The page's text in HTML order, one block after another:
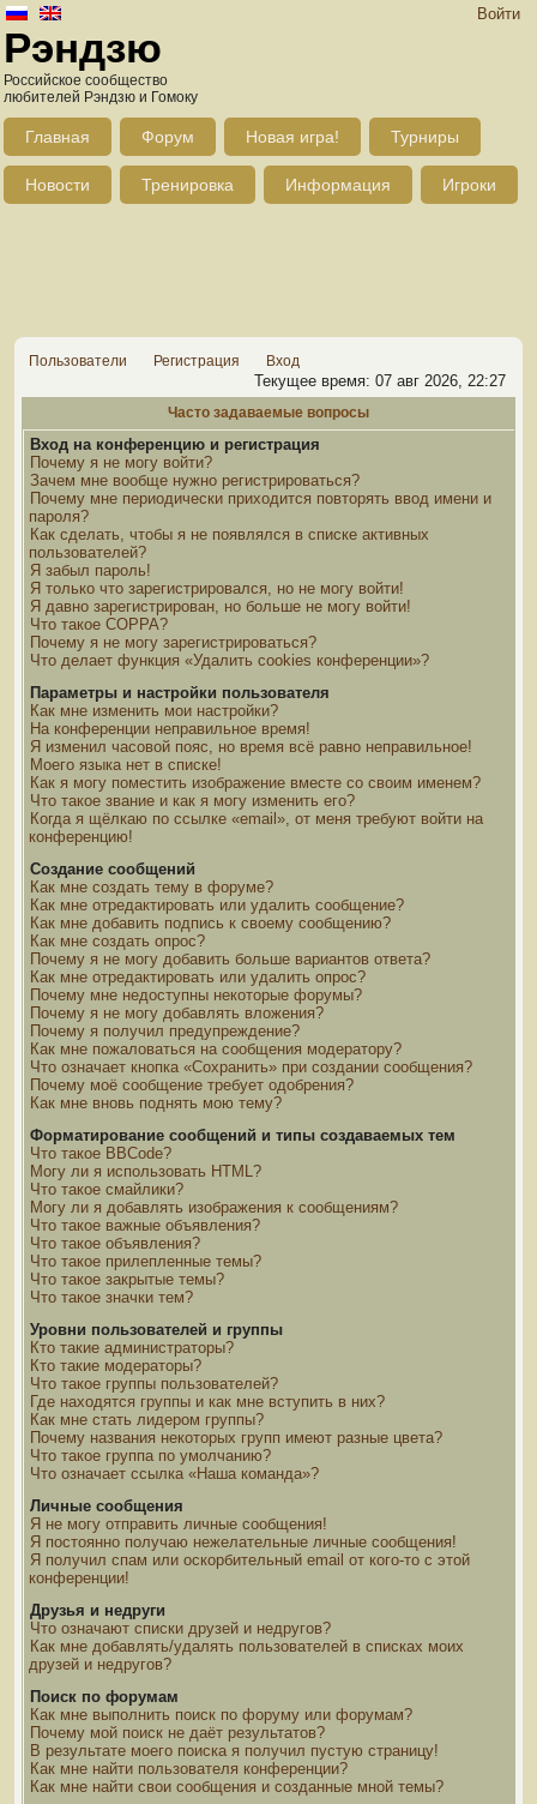
Войти
Рэндзю
Российское сообщество
любителей Рэндзю и Гомоку
Главная Форум Новая игра! Турниры
Новости Тренировка Информация Игроки
Пользователи Регистрация Вход
Текущее время: 07 авг 2026, 22:27
Часто задаваемые вопросы
Вход на конференцию и регистрация
Почему я не могу войти?
Зачем мне вообще нужно регистрироваться?
Почему мне периодически приходится повторять ввод имени и
пароля?
Как сделать, чтобы я не появлялся в списке активных
пользователей?
Я забыл пароль!
Я только что зарегистрировался, но не могу войти!
Я давно зарегистрирован, но больше не могу войти!
Что такое COPPA?
Почему я не могу зарегистрироваться?
Что делает функция «Удалить cookies конференции»?
Параметры и настройки пользователя
Как мне изменить мои настройки?
На конференции неправильное время!
Я изменил часовой пояс, но время всё равно неправильное!
Моего языка нет в списке!
Как я могу поместить изображение вместе со своим именем?
Что такое звание и как я могу изменить его?
Когда я щёлкаю по ссылке «email», от меня требуют войти на
конференцию!
Создание сообщений
Как мне создать тему в форуме?
Как мне отредактировать или удалить сообщение?
Как мне добавить подпись к своему сообщению?
Как мне создать опрос?
Почему я не могу добавить больше вариантов ответа?
Как мне отредактировать или удалить опрос?
Почему мне недоступны некоторые форумы?
Почему я не могу добавлять вложения?
Почему я получил предупреждение?
Как мне пожаловаться на сообщения модератору?
Что означает кнопка «Сохранить» при создании сообщения?
Почему моё сообщение требует одобрения?
Как мне вновь поднять мою тему?
Форматирование сообщений и типы создаваемых тем
Что такое BBCode?
Могу ли я использовать HTML?
Что такое смайлики?
Могу ли я добавлять изображения к сообщениям?
Что такое важные объявления?
Что такое объявления?
Что такое прилепленные темы?
Что такое закрытые темы?
Что такое значки тем?
Уровни пользователей и группы
Кто такие администраторы?
Кто такие модераторы?
Что такое группы пользователей?
Где находятся группы и как мне вступить в них?
Как мне стать лидером группы?
Почему названия некоторых групп имеют разные цвета?
Что такое группа по умолчанию?
Что означает ссылка «Наша команда»?
Личные сообщения
Я не могу отправить личные сообщения!
Я постоянно получаю нежелательные личные сообщения!
Я получил спам или оскорбительный email от кого-то с этой
конференции!
Друзья и недруги
Что означают списки друзей и недругов?
Как мне добавлять/удалять пользователей в списках моих
друзей и недругов?
Поиск по форумам
Как мне выполнить поиск по форуму или форумам?
Почему мой поиск не даёт результатов?
В результате моего поиска я получил пустую страницу!
Как мне найти пользователя конференции?
Как мне найти свои сообщения и созданные мной темы?